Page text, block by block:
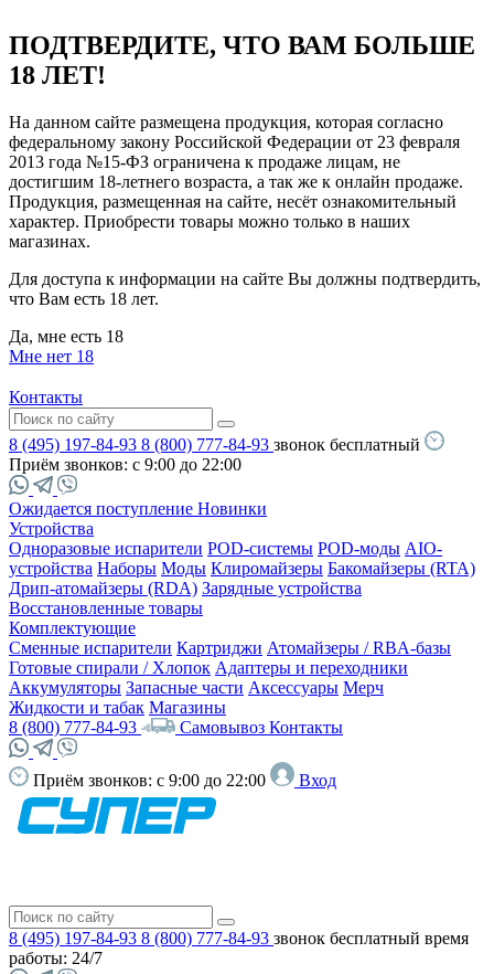
ПОДТВЕРДИТЕ, ЧТО ВАМ БОЛЬШЕ
18 ЛЕТ!
На данном сайте размещена продукция, которая согласно
федеральному закону Российской Федерации от 23 февраля
2013 года №15-ФЗ ограничена к продаже лицам, не
достигшим 18-летнего возраста, а так же к онлайн продаже.
Продукция, размещенная на сайте, несёт ознакомительный
характер. Приобрести товары можно только в наших
магазинах.
Для доступа к информации на сайте Вы должны подтвердить,
что Вам есть 18 лет.
Да, мне есть 18
Мне нет 18
Контакты
8 (495) 197-84-93 8 (800) 777-84-93 звонок бесплатный
Приём звонков: с 9:00 до 22:00
Ожидается поступление Новинки
Устройства
Одноразовые испарители POD-системы POD-моды AIO-
устройства Наборы Моды Клиромайзеры Бакомайзеры (RTA)
Дрип-атомайзеры (RDA) Зарядные устройства
Восстановленные товары
Комплектующие
Сменные испарители Картриджи Атомайзеры / RBA-базы
Готовые спирали / Хлопок Адаптеры и переходники
Аккумуляторы Запасные части Аксессуары Мерч
Жидкости и табак Магазины
8 (800) 777-84-93
Самовывоз Контакты
Приём звонков: с 9:00 до 22:00 Вход
8 (495) 197-84-93 8 (800) 777-84-93 звонок бесплатный время
работы: 24/7